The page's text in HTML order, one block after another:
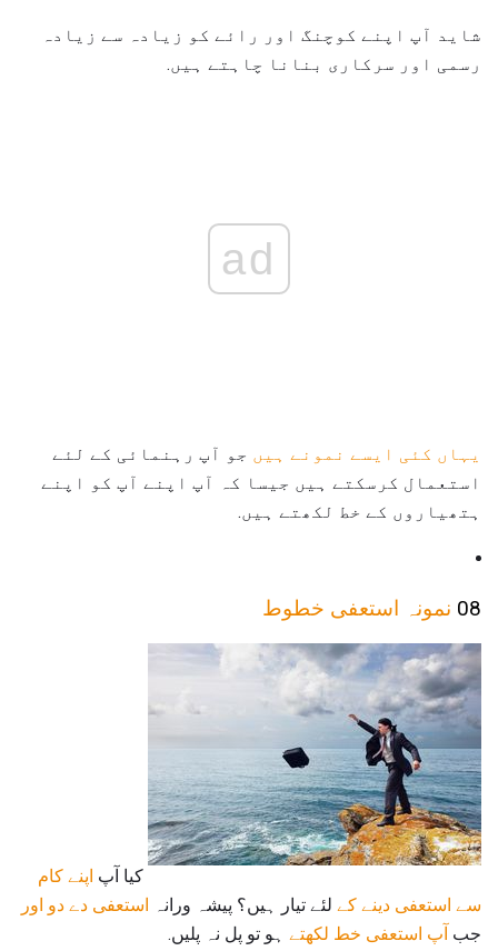
شاید آپ اپنے کوچنگ اور رائے کو زیادہ سے زیادہ
رسمی اور سرکاری بنانا چاہتے ہیں.
ad
یہاں کئی ایسے نمونے ہیں جو آپ رہنمائی کے لئے
استعمال کرسکتے ہیں جیسا کہ آپ اپنے آپ کو اپنے
ہتھیاروں کے خط لکھتے ہیں.
08 نمونہ استعفی خطوط
کیا آپ اپنے کام
سے استعفی دینے کے لئے تیار ہیں؟ پیشہ ورانہ
استعفی دے دو اور
جب آپ استعفی خط لکھتے ہو تو پل نہ پلیں.